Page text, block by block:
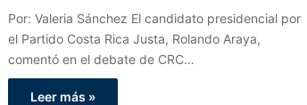
Por: Valeria Sánchez El candidato presidencial por
el Partido Costa Rica Justa, Rolando Araya,
comentó en el debate de CRC…
Leer más »